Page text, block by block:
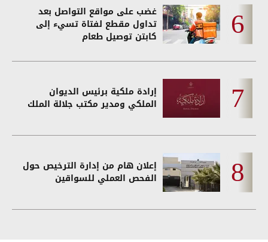
غضب على مواقع التواصل بعد
تداول مقطع لفتاة تسيء إلى
كابتن توصيل طعام
إرادة ملكية برئيس الديوان
الملكي ومدير مكتب جلالة الملك
إعلان هام من إدارة الترخيص حول
الفحص العملي للسواقين